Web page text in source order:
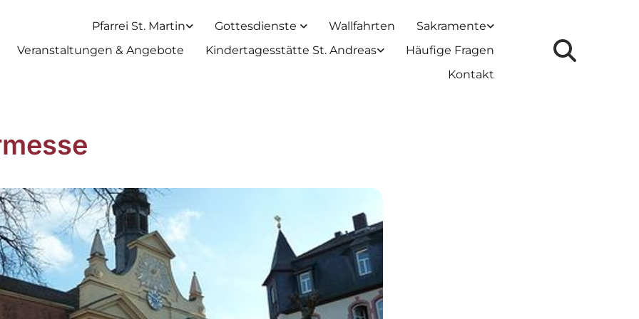
Pfarrei St. Martin Gottesdienste Wallfahrten
Sakramente
Veranstaltungen & Angebote
Kindertagesstätte St. Andreas
Häufige Fragen
Kontakt